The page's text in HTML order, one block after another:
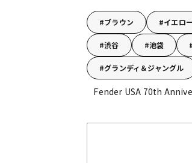
ブラウン イエロー
渋谷 池袋
グランディ＆ジャングル
Fender USA 70th